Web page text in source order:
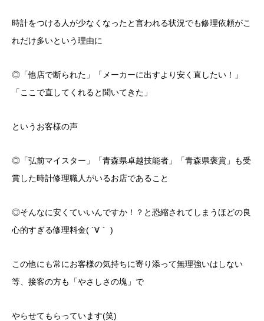
時計をつける人が少なくなったと言われる状況でも修理依頼がこ
れだけ多いという理由に
◎「他店で断られた」「メーカーに出すより安く直したい！」
「ここで直してくれると聞いてきた」
というお客様の声
◎「弘前マイスター」「青森県卓越技能者」「青森県褒賞」も受
賞した時計修理職人がいるお店であること
◎そんなに安くていいんですか！？と恐縮されてしまうほどの良
心的すぎる修理料金( ´∀｀ )
この他にも常にお客様の気持ちに寄り添って無理強いはしない
等、接客の方も「やさしさの塊」で
やらせてもらっています(笑)